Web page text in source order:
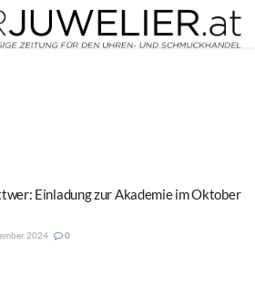
Einladung zur Akademie im Oktober
2024 0